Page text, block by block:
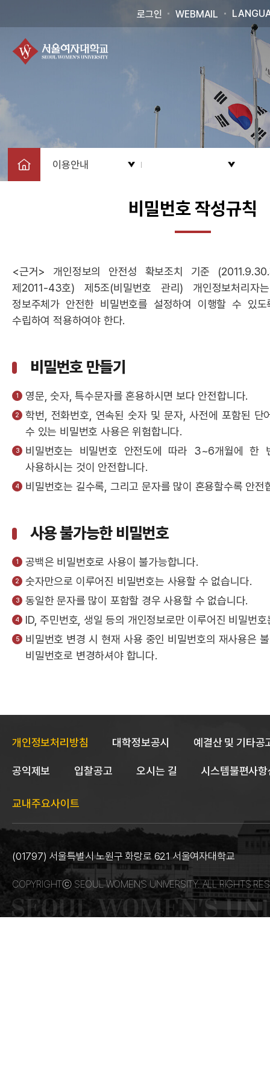
로그인 WEBMAIL
이용안내
비밀번호 작성규칙
<근거> 개인정보의 안전성 확보조치 기준
제2011-43호) 제5조(비밀번호 관리) 개인정보처리자
정보주체가 안전한 비밀번호를 설정하여 이행할 수 있도
수립하여 적용하여야 한다.
비밀번호 만들기
영문, 숫자, 특수문자를 혼용하시면 보다 안전합니다.
학번, 전화번호, 연속된 숫자 및 문자, 사전에 포함된 단
수 있는 비밀번호 사용은 위험합니다.
비밀번호는 비밀번호 안전도에 따라 3~6개월에 한
사용하시는 것이 안전합니다.
비밀번호는 길수록, 그리고 문자를 많이 혼용할수록 안전
사용 불가능한 비밀번호
공백은 비밀번호로 사용이 불가능합니다.
숫자만으로 이루어진 비밀번호는 사용할 수 없습니다.
동일한 문자를 많이 포함할 경우 사용할 수 없습니다.
ID, 주민번호, 생일 등의 개인정보로만 이루어진 비밀번
비밀번호 변경 시 현재 사용 중인 비밀번호의 재사용은
비밀번호로 변경하셔야 합니다.
개인정보처리방침 대학정보공시 예결산 및 기타공
공익제보 입찰공고 오시는 길 시스템불편사
교내주요사이트
(01797) 서울특별시 노원구 화랑로 621 서울여자대학교
COPYRIGHTⓒ SEOUL WOMEN’S UNIVERSITY. ALL RIGHTS